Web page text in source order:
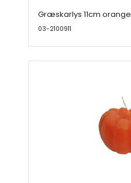
Græskarlys 11cm orange
03-2100911